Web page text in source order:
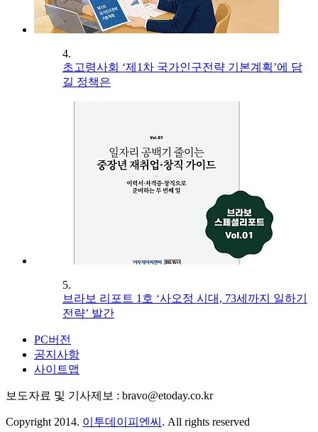
4.
초고령사회 ‘제1차 국가인구전략 기본계획’에 담
길 정책은
5.
브라보 리포트 1호 ‘사오정 시대, 73세까지 일하기
전략’ 발간
PC버전
공지사항
사이트맵
보도자료 및 기사제보 : bravo@etoday.co.kr
Copyright 2014. 이투데이피엔씨 . All rights reserved